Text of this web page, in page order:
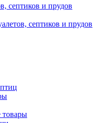
септиков и прудов
септиков и прудов
товары